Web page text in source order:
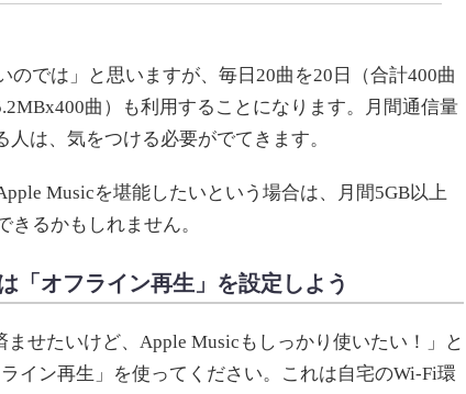
では」と思いますが、毎日20曲を20日（合計400曲
曲）も利用することになります。月間通信量
は、気をつける必要がでてきます。
Musicを堪能したいという場合は、月間5GB以上
るかもしれません。
「オフライン再生」を設定しよう
せたいけど、Apple Musicもしっかり使いたい！」と
イン再生」を使ってください。これは自宅のWi-Fi環